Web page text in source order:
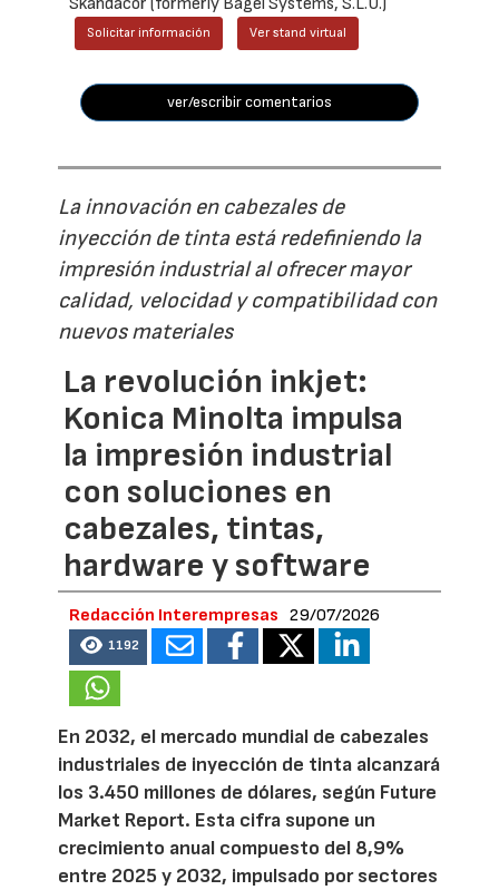
Solicitar información Ver stand virtual
ver/escribir comentarios
La innovación en cabezales de
inyección de tinta está redefiniendo la
impresión industrial al ofrecer mayor
calidad, velocidad y compatibilidad con
nuevos materiales
La revolución inkjet:
Konica Minolta impulsa
la impresión industrial
con soluciones en
cabezales, tintas,
hardware y software
Redacción Interempresas 29/07/2026
1192
En 2032, el mercado mundial de cabezales
industriales de inyección de tinta alcanzará
los 3.450 millones de dólares, según Future
Market Report. Esta cifra supone un
crecimiento anual compuesto del 8,9%
entre 2025 y 2032, impulsado por sectores